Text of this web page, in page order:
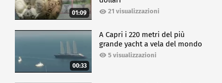
01:09 21 visualizzazioni
00:33
A Capri i 220 metri del più
grande yacht a vela del mondo
5 visualizzazioni